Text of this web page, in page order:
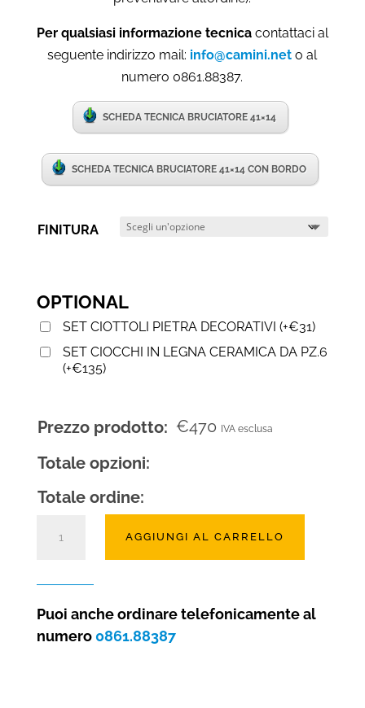
Per qualsiasi informazione tecnicacontattaci al
seguente indirizzo mail: info@camini.net o al
numero 0861.88387.
SCHEDA TECNICA BRUCIATORE 41×14
SCHEDA TECNICA BRUCIATORE 41×14 CON BORDO
FINITURA
OPTIONAL
SET CIOTTOLI PIETRA DECORATIVI (+€31)
SET CIOCCHI IN LEGNA CERAMICA DA PZ.6
(+€135)
Prezzo prodotto: €470 IVA esclusa
Totale opzioni:
Totale ordine:
41x14
quantità
AGGIUNGI AL CARRELLO
Puoi anche ordinare telefonicamente al
numero 0861.88387